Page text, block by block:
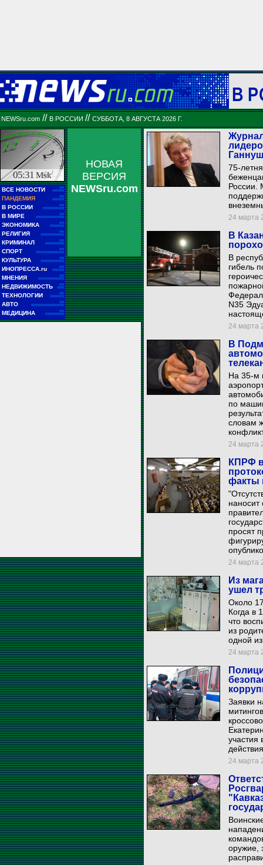
В
NEWSru.com // В РОССИИ // СУББОТА, 8 АВГУСТА 2026 Г.
05:31Msk
ВСЕ НОВОСТИ ■■
■■■■■
ПАНДЕМИЯ ■■
■■■■■
В РОССИИ ■■
■■■■■■■■■
В МИРЕ ■■
■■■■■■■■■■■■
ЭКОНОМИКА ■■
■■■■■■
РЕЛИГИЯ ■■
■■■■■■■■■■
КРИМИНАЛ ■■
■■■■■■■■
СПОРТ ■■
■■■■■■■■■■■■
КУЛЬТУРА ■■
■■■■■■■■■■
ИНОПРЕССА.ru ■■
■■■■■
МНЕНИЯ ■■
■■■■■■■■■■■
НЕДВИЖИМОСТЬ ■■
■■■
ТЕХНОЛОГИИ ■■
■■■■■■
АВТО ■■
■■■■■■■■■■■■■■
МЕДИЦИНА ■■
■■■■■■■■
НОВАЯ
ВЕРСИЯ
NEWSru.com
75-
России.
24 марта
В
В
гибель
N35
24 марта
В
На 35-м
по
словам
24 марта
КПРФ
факты
наносит
просят
24 марта
Из
ушел
Около
Когда в
что
из
одной
24 марта
Заявки
участия
24 марта
оружие,